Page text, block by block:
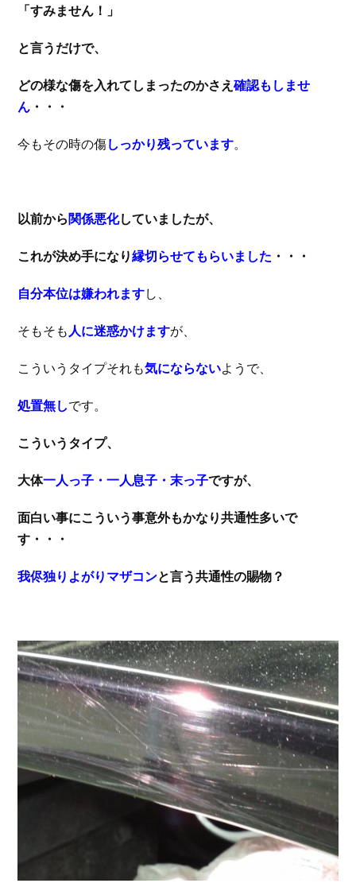
「すみません！」
と言うだけで、
どの様な傷を入れてしまったのかさえ確認もしませ
ん ・・・
今もその時の傷しっかり残っています。
以前から関係悪化していましたが、
これが決め手になり縁切らせてもらいました ・・・
自分本位は嫌われますし、
そもそも 人に迷惑かけますが、
こういうタイプそれも気にならないようで、
処置無しです。
こういうタイプ、
大体一人っ子・一人息子・末っ子ですが、
面白い事にこういう事意外もかなり共通性多いで
す・・・
我侭独りよがりマザコンと言う共通性の賜物？